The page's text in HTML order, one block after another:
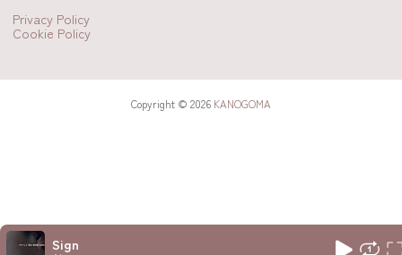
Sign
Privacy Policy
Cookie Policy
Copyright © 2026 KANOGOMA